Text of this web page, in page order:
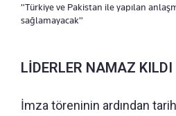
"Türkiye ve Pakistan ile yapılan
sağlamayacak"
LİDERLER NAMAZ KILDI
İmza töreninin ardından